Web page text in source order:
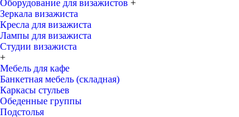
Оборудование для визажистов +
Зеркала визажиста
Кресла для визажиста
Лампы для визажиста
Студии визажиста
+
Мебель для кафе
Банкетная мебель (складная)
Каркасы стульев
Обеденные группы
Подстолья